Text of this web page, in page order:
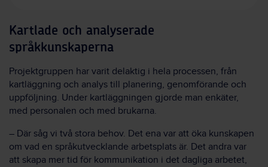
Kartlade och analyserade
språkkunskaperna
Projektgruppen har varit delaktig i hela processen, från
kartläggning och analys till planering, genomförande och
uppföljning. Under kartläggningen gjorde man enkäter,
med personalen och med brukarna.
– Där såg vi två stora behov. Det ena var att öka kunskapen
om vad en språkutvecklande arbetsplats är. Det andra var
att skapa mer tid för kommunikation i det dagliga arbetet,